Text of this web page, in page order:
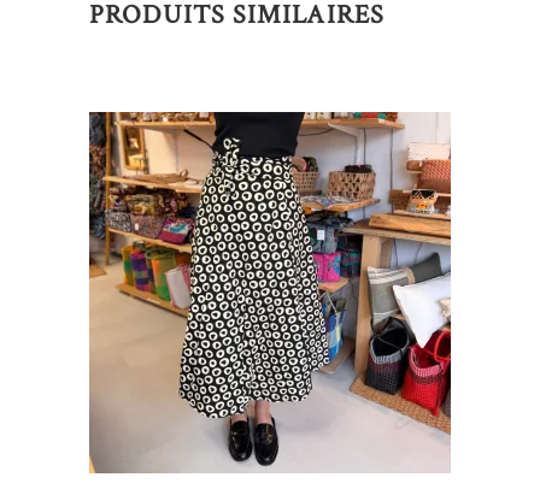
PRODUITS SIMILAIRES
AJOUTER AU PANIER